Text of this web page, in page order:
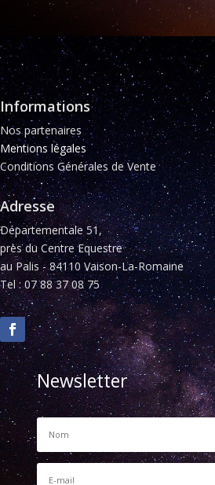
Informations
Nos partenaires
Mentions légales
Conditions Générales de Vente
Adresse
Départementale 51,
près du Centre Equestre
au Palis - 84110 Vaison-La-Romaine
Tel : 07 88 37 08 75
Newsletter